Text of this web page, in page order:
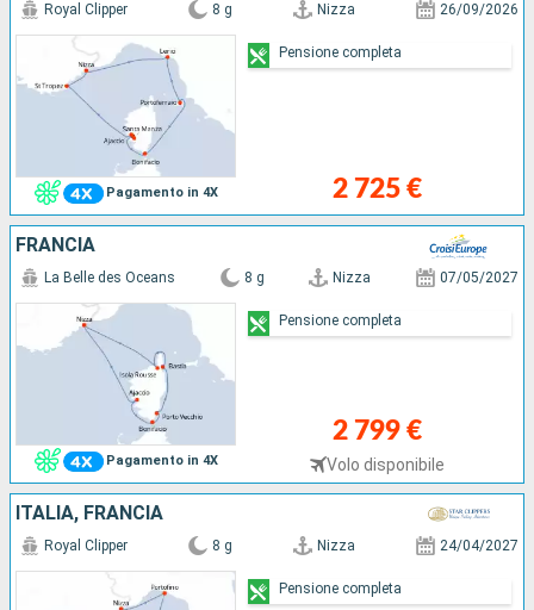
Pagamento in 4X
Royal Clipper 8 g Nizza 26/09/2026
2 725 €
Pensione completa
FRANCIA
Pagamento in 4X
La Belle des Oceans 8 g Nizza 07/05/2027
2 799 €
Volo disponibile
Pensione completa
ITALIA, FRANCIA
Royal Clipper 8 g Nizza 24/04/2027
Pensione completa